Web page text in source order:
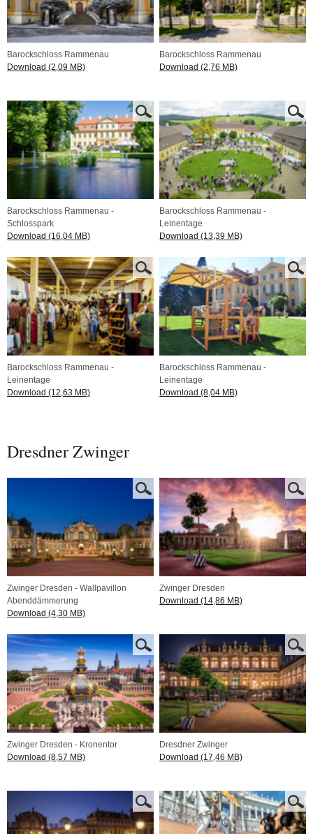
Barockschloss Rammenau
Download (2,09 MB)
Barockschloss Rammenau
Download (2,76 MB)
Barockschloss Rammenau -
Schlosspark
Download (16,04 MB)
Barockschloss Rammenau -
Leinentage
Download (13,39 MB)
Barockschloss Rammenau -
Leinentage
Download (12,63 MB)
Barockschloss Rammenau -
Leinentage
Download (8,04 MB)
Dresdner Zwinger
Zwinger Dresden - Wallpavillon
Abenddämmerung
Download (4,30 MB)
Zwinger Dresden
Download (14,86 MB)
Zwinger Dresden - Kronentor
Download (8,57 MB)
Dresdner Zwinger
Download (17,46 MB)